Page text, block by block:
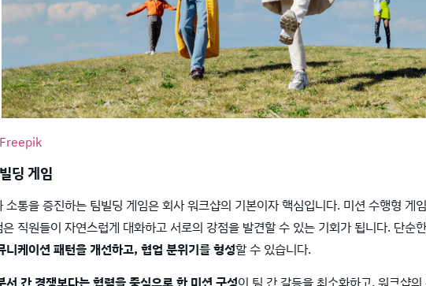
Freepik
딩 게임
소통을 증진하는 팀빌딩 게임은 회사 워크샵의 기본이자 핵심입니다. 미션 수행형 게
직원들이 자연스럽게 대화하고 서로의 강점을 발견할 수 있는 기회가 됩니다. 단순
니케이션 패턴을 개선하고, 협업 분위기를 형성할 수 있습니다.
서 간 경쟁보다는 협력을 중심으로 한 미션 구성이 팀 간 갈등을 최소화하고, 워크샵